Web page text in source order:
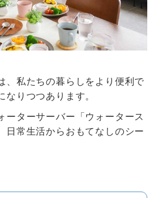
器の知識
お申込み
032
おみず
-114
いいよ
、私たちの暮らしをより便利で
なりつつあります。
ーターサーバー「ウォータース
日常生活からおもてなしのシー